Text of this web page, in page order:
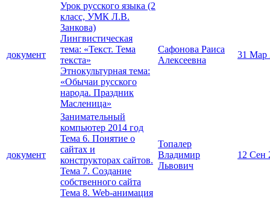
документ
Урок русского языка (2
класс, УМК Л.В.
Занкова)
Лингвистическая
тема: «Текст. Тема
текста»
Этнокультурная тема:
«Обычаи русского
народа. Праздник
Масленица»
Сафонова Раиса
Алексеевна
31 Мар
документ
Занимательный
компьютер 2014 год
Тема 6. Понятие о
сайтах и
конструкторах сайтов.
Тема 7. Создание
собственного сайта
Тема 8. Web-анимация
Топалер
Владимир
Львович
12 Сен